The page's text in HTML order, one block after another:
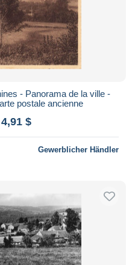
- Panorama de la ville -
postale ancienne
$
Gewerblicher Händler